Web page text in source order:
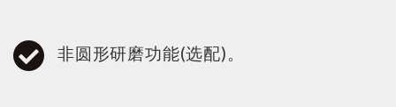
非圆形研磨功能(选配)。